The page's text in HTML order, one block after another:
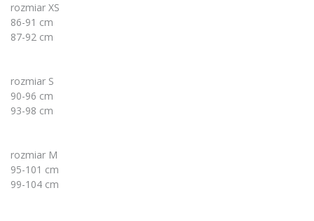
rozmiar XS
86-91 cm
87-92 cm
rozmiar S
90-96 cm
93-98 cm
rozmiar M
95-101 cm
99-104 cm